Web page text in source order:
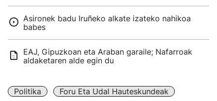
Asironek badu Iruñeko alkate izateko nahikoa
babes
EAJ, Gipuzkoan eta Araban garaile; Nafarroak
aldaketaren alde egin du
Politika
Foru Eta Udal Hauteskundeak